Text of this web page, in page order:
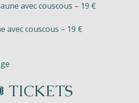
avec couscous – 19 €
avec couscous – 19 €